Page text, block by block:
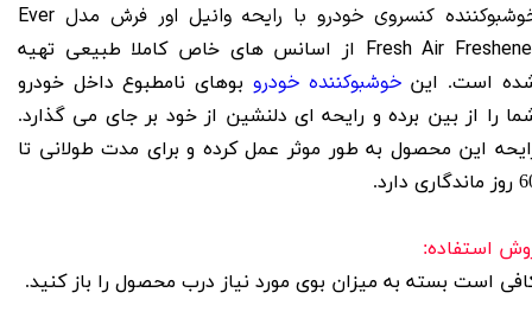
خوشبوکننده کنسروی خودرو با رایحه وانیل اور فرش مدل Ever
Fresh Air از اسانس های خاص کاملا طبیعی تهیه
است. اینخوشبوکننده خودرو بوهای نامطبوع داخل خودرو
را از بین برده و رایحه ای دلنشین از خود بر جای می گذارد.
این محصول به طور موثر عمل کرده و برای مدت طولانی تا
دارد.
استفاده:
است بسته به میزان بوی مورد نیاز درب محصول را باز کنید.